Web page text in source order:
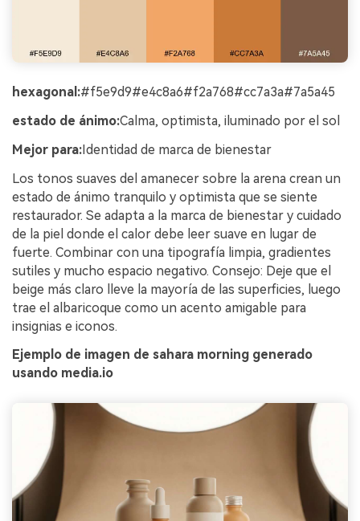
hexagonal:#f5e9d9#e4c8a6#f2a768#cc7a3a#7a5a45
estado de ánimo:Calma, optimista, iluminado por el sol
Mejor para:Identidad de marca de bienestar
Los tonos suaves del amanecer sobre la arena crean un
estado de ánimo tranquilo y optimista que se siente
restaurador. Se adapta a la marca de bienestar y cuidado
de la piel donde el calor debe leer suave en lugar de
fuerte. Combinar con una tipografía limpia, gradientes
sutiles y mucho espacio negativo. Consejo: Deje que el
beige más claro lleve la mayoría de las superficies, luego
trae el albaricoque como un acento amigable para
insignias e iconos.
Ejemplo de imagen de sahara morning generado
usando media.io